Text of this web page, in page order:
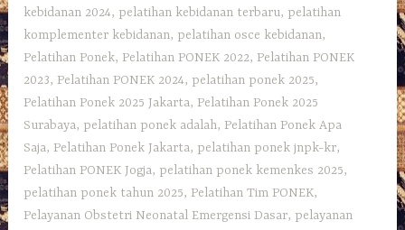
kebidanan 2024, pelatihan kebidanan terbaru, pelatihan
komplementer kebidanan, pelatihan osce kebidanan,
Pelatihan Ponek, Pelatihan PONEK 2022, Pelatihan PONEK
2023, Pelatihan PONEK 2024, pelatihan ponek 2025,
Pelatihan Ponek 2025 Jakarta, Pelatihan Ponek 2025
Surabaya, pelatihan ponek adalah, Pelatihan Ponek Apa
Saja, Pelatihan Ponek Jakarta, pelatihan ponek jnpk-kr,
Pelatihan PONEK Jogja, pelatihan ponek kemenkes 2025,
pelatihan ponek tahun 2025, Pelatihan Tim PONEK,
Pelayanan Obstetri Neonatal Emergensi Dasar, pelayanan